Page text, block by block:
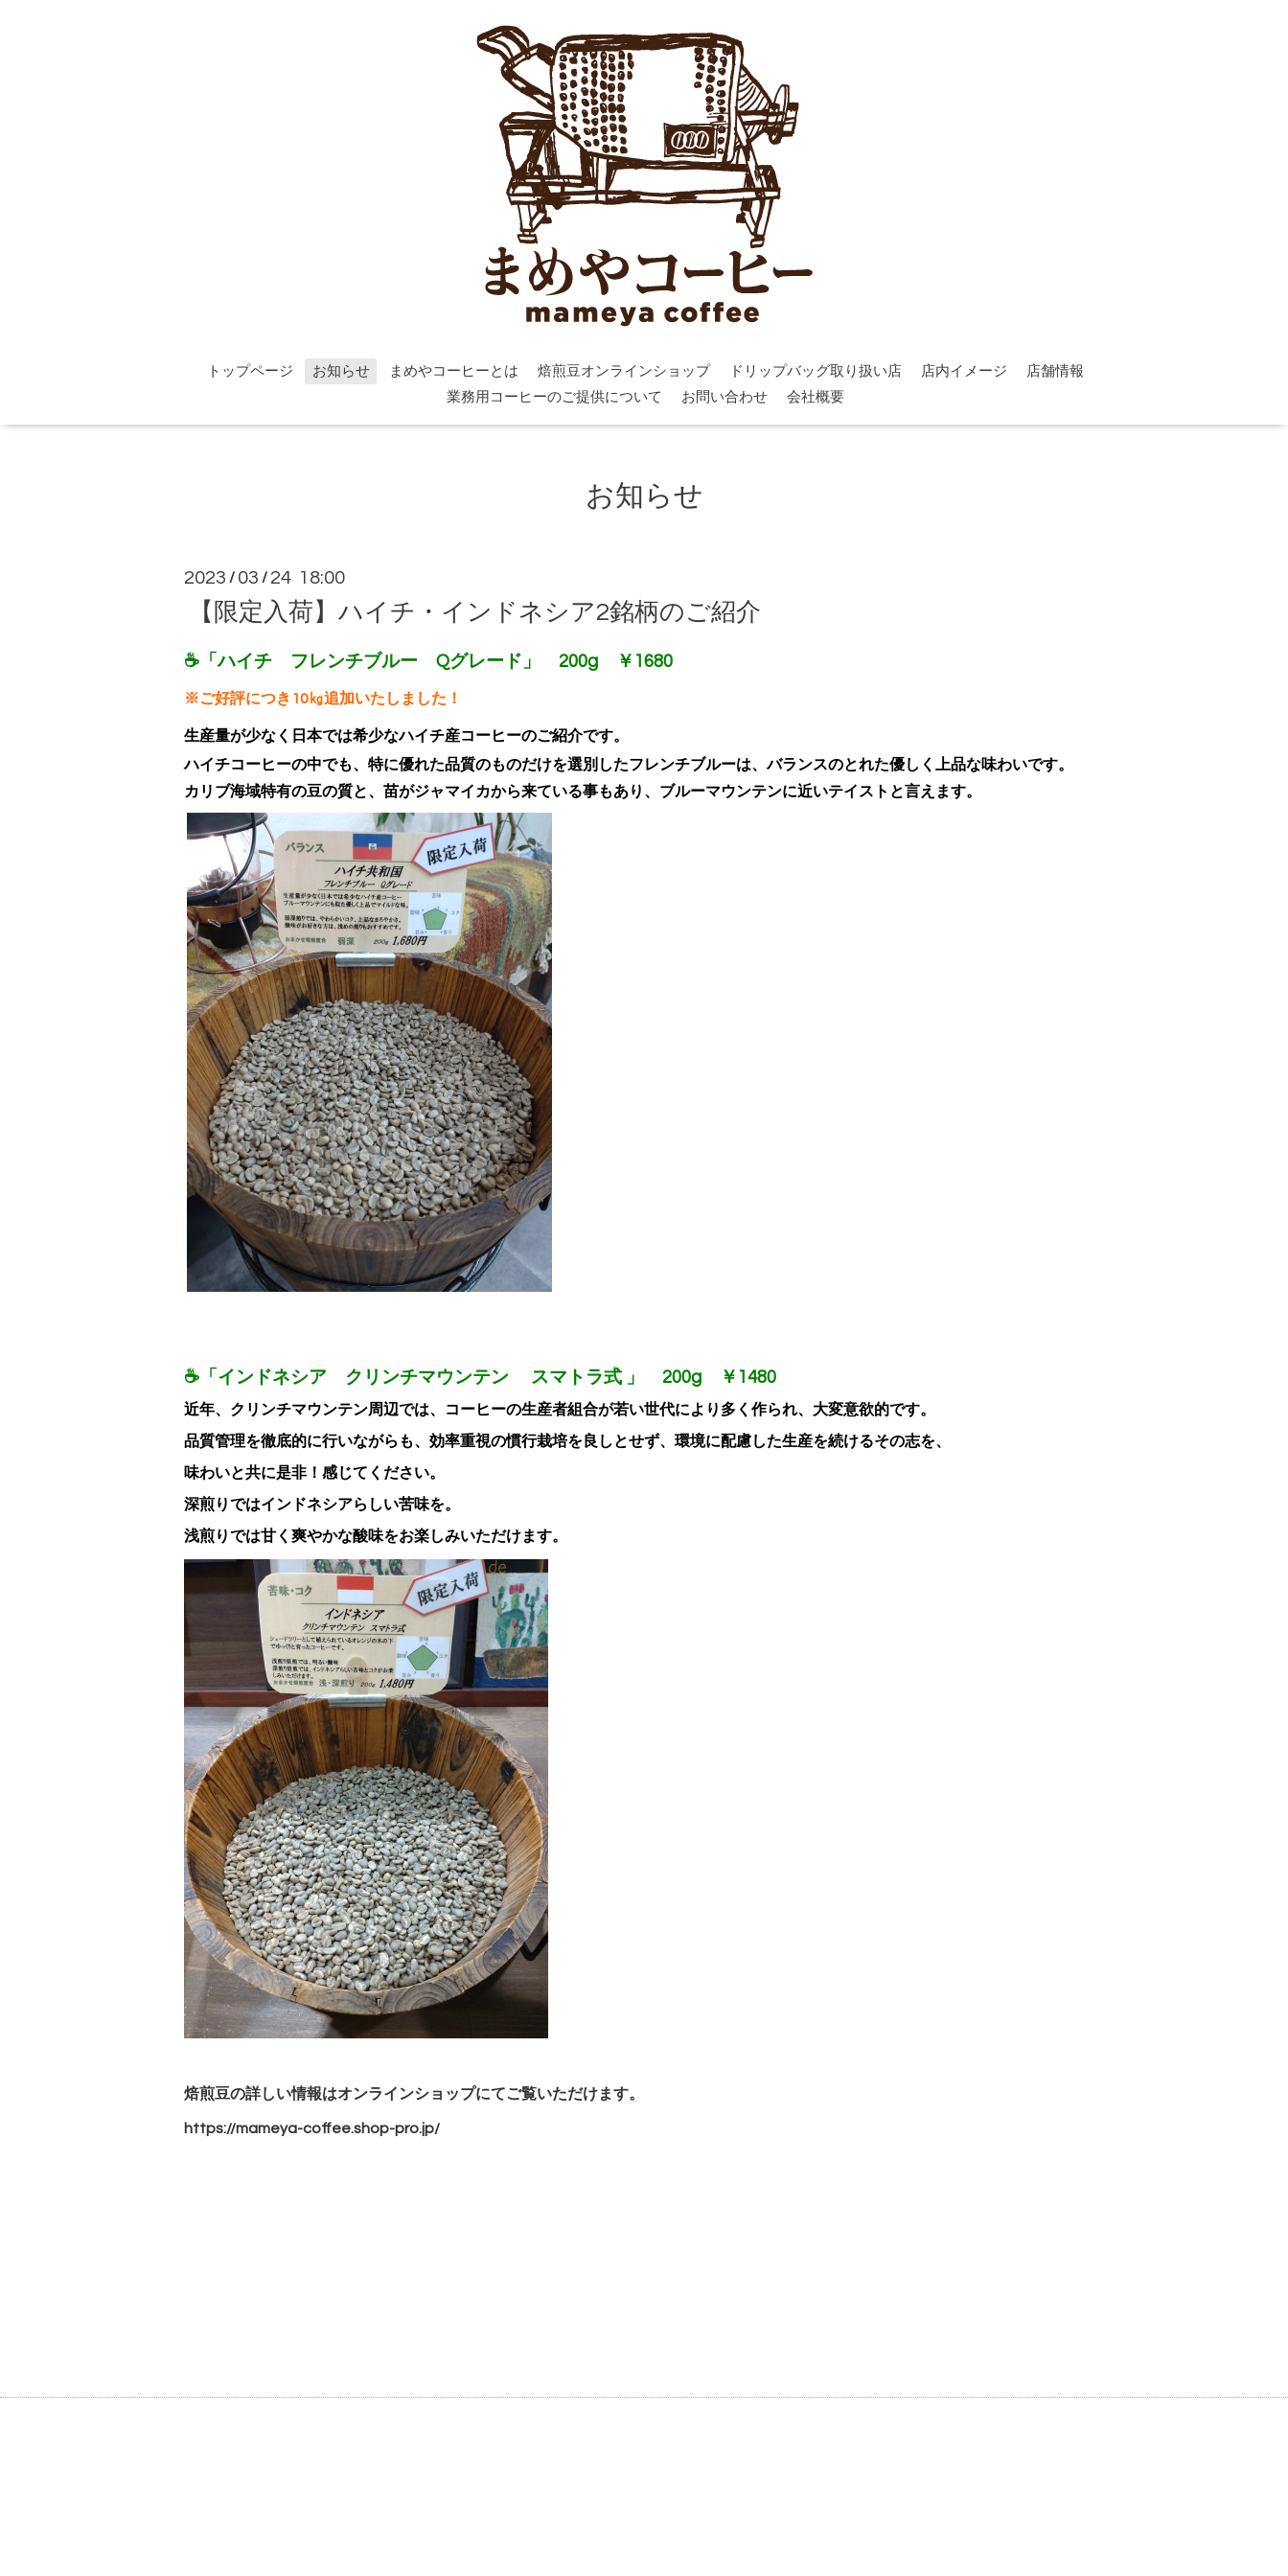
トップページ お知らせ まめやコーヒーとは 焙煎豆オンラインショップ ドリップバッグ取り扱い店 店内イメージ
店舗情報
業務用コーヒーのご提供について
お問い合わせ 会社概要
お知らせ
2023 / 03 / 24 18:00
【限定入荷】ハイチ・インドネシア2銘柄のご紹介
☕「ハイチ フレンチブルー Qグレード」 200g ￥1680
※ご好評につき10㎏追加いたしました！
生産量が少なく日本では希少なハイチ産コーヒーのご紹介です。
ハイチコーヒーの中でも、特に優れた品質のものだけを選別したフレンチブルーは、バランスのとれた優しく上品な味わいです。
カリブ海域特有の豆の質と、苗がジャマイカから来ている事もあり、 ブルーマウンテンに近いテイストと言えます。
☕「インドネシア クリンチマウンテン スマトラ式 」 200g ￥1480
近年、クリンチマウンテン周辺では、 コーヒーの生産者組合が若い世代により多く作られ、大変意欲的です。
品質管理を徹底的に行いながらも、効率重視の慣行栽培を良しとせず、環境に配慮した生産を続けるその志を、
味わいと共に是非！感じてください。
深煎りではインドネシアらしい苦味を。
浅煎りでは甘く爽やかな酸味をお楽しみいただけます。
焙煎豆の詳しい情報はオンラインショップにてご覧いただけます。
https://mameya-coffee.shop-pro.jp/